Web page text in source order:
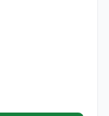
пакета
включает
костную
в отеле
Лечение